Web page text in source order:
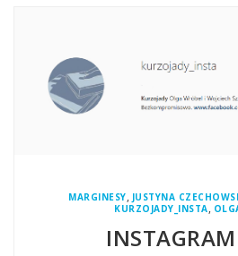
MARGINESY, JUSTYNA
KURZOJADY_INSTA,